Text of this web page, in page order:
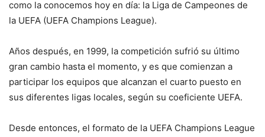
como la conocemos hoy en día: la Liga de Campeones de
la UEFA (UEFA Champions League).
Años después, en 1999, la competición sufrió su último
gran cambio hasta el momento, y es que comienzan a
participar los equipos que alcanzan el cuarto puesto en
sus diferentes ligas locales, según su coeficiente UEFA.
Desde entonces, el formato de la UEFA Champions League